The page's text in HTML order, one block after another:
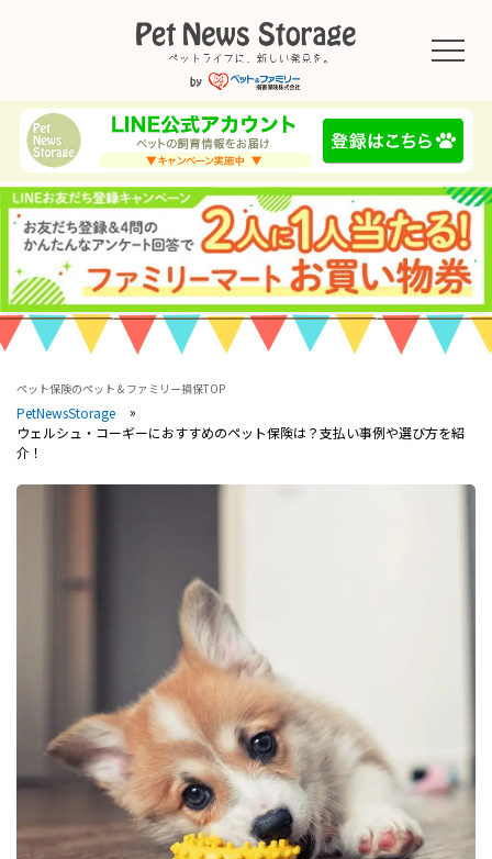
ペット保険のペット＆ファミリー損保TOP
PetNewsStorage
ウェルシュ・コーギーにおすすめのペット保険は？支払い事例や選び方を紹
介！